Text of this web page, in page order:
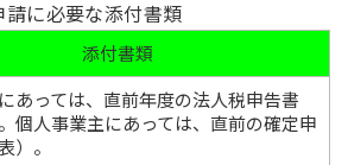
請に必要な添付書類
添付書類
にあっては、直前年度の法人税申告書
。個人事業主にあっては、直前の確定申
）。